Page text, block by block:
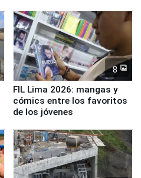
8
FIL Lima 2026: mangas y
cómics entre los favoritos
de los jóvenes